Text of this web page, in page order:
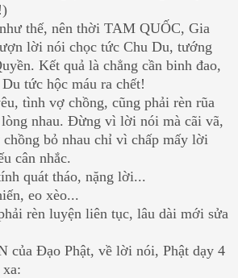
thế, nên thời TAM QUỐC, Gia
lời nói chọc tức Chu Du, tướng
Kết quả là chẳng cần binh đao,
tức hộc máu ra chết!
tình vợ chồng, cũng phải rèn rũa
nhau. Đừng vì lời nói mà cãi vã,
bỏ nhau chỉ vì chấp mấy lời
cân nhắc.
quát tháo, nặng lời...
eo xèo...
rèn luyện liên tục, lâu dài mới sửa
của Đạo Phật, về lời nói, Phật dạy 4